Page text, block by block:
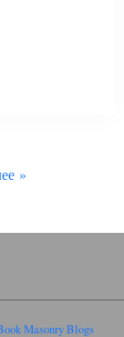
Masonry Blogs